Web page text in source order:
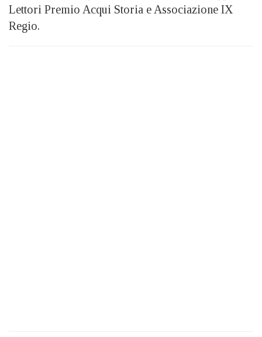
Lettori Premio Acqui Storia e Associazione IX
Regio.